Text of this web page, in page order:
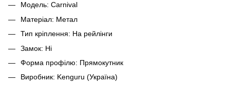
Модель: Carnival
Матеріал: Метал
Тип кріплення: На рейлінги
Замок: Ні
Форма профілю: Прямокутник
Виробник: Kenguru (Україна)